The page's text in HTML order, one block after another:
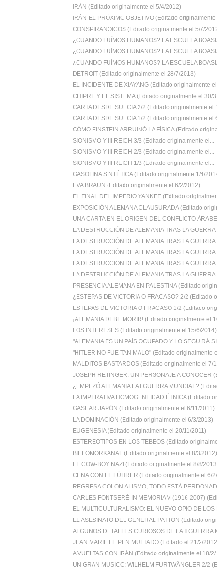
IRÁN (Editado originalmente el 5/4/2012)
IRÁN-EL PRÓXIMO OBJETIVO (Editado originalmente
CONSPIRANOICOS (Editado originalmente el 5/7/
¿CUANDO FUÍMOS HUMANOS? LA ESCUELA
¿CUANDO FUÍMOS HUMANOS? LA ESCUELA
¿CUANDO FUÍMOS HUMANOS? LA ESCUELA
DETROIT (Editado originalmente el 28/7/2013)
EL INCIDENTE DE XIAYANG (Editado originalmente el
CHIPRE Y EL SISTEMA (Editado originalmente el 30/
CARTA DESDE SUECIA 2/2 (Editado originalmente el
CARTA DESDE SUECIA 1/2 (Editado originalmente el
CÓMO EINSTEIN ARRUINÓ LA FÍSICA (Editado
SIONISMO Y III REICH 3/3 (Editado originalmente el...
SIONISMO Y III REICH 2/3 (Editado originalmente el...
SIONISMO Y III REICH 1/3 (Editado originalmente el...
GASOLINA SINTÉTICA (Editado originalmente 1/4/
EVA BRAUN (Editado originalmente el 6/2/2012)
EL FINAL DEL IMPERIO YANKEE (Editado
EXPOSICIÓN ALEMANA CLAUSURADA (Editado
UNA CARTA EN EL ORIGEN DEL CONFLICTO
LA DESTRUCCIÓN DE ALEMANIA TRAS LA GUERRA
LA DESTRUCCIÓN DE ALEMANIA TRAS LA GUERRA
LA DESTRUCCIÓN DE ALEMANIA TRAS LA GUERRA
LA DESTRUCCIÓN DE ALEMANIA TRAS LA GUERRA
LA DESTRUCCIÓN DE ALEMANIA TRAS LA GUERRA
PRESENCIA ALEMANA EN PALESTINA (Editado
¿ESTEPAS DE VICTORIA O FRACASO? 2/2 (Editado
ESTEPAS DE VICTORIA O FRACASO 1/2 (Editado
¡ALEMANIA DEBE MORIR! (Editado originalmente el
LOS INTERESES (Editado originalmente el 15/6/2014)
"ALEMANIA ES UN PAÍS OCUPADO Y LO SEGUIRÁ
"HITLER NO FUE TAN MALO" (Editado originalmente
MALDITOS BASTARDOS (Editado originalmente el 7/
JOSEPH RETINGER: UN PERSONAJE A CONOCER
¿EMPEZÓ ALEMANIA LA I GUERRA MUNDIAL?
LA IMPERATIVA HOMOGENEIDAD ÉTNICA (Editado
GASEAR JAPÓN (Editado originalmente el 6/11/2011)
LA DOMINACIÓN (Editado originalmente el 6/3/2013)
EUGENESIA (Editado originalmente el 20/11/2011)
ESTEREOTIPOS EN LOS TEBEOS (Editado
BIELOMORKANAL (Editado originalmente el 8/3/2012)
EL COW-BOY NAZI (Editado originalmente el 8/8/
CENA CON EL FÜHRER (Editado originalmente el 6/
REGRESA COLONIALISMO, TODO ESTÁ
CARLES FONTSERÈ-IN MEMORIAM (1916-2007)
EL MULTICULTURALISMO: EL NUEVO OPIO DE LOS
EL ASESINATO DEL GENERAL PATTON (Editado
ALGUNOS DETALLES CURIOSOS DE LA II GUERRA
JEAN MARIE LE PEN MULTADO (Editado el 21/2/
A VUELTAS CON IRÁN (Editado originalmente el 18/2/
UN GRAN MÚSICO: WILHELM FURTWÄNGLER 2/2